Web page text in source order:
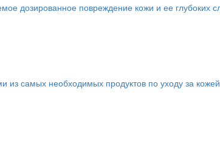
дозированное повреждение кожи и ее
из самых необходимых продуктов по уходу за